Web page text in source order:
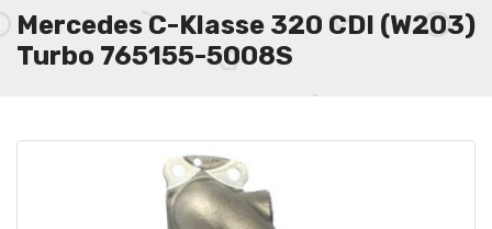
Mercedes C-Klasse 320 CDI (W203)
Turbo 765155-5008S